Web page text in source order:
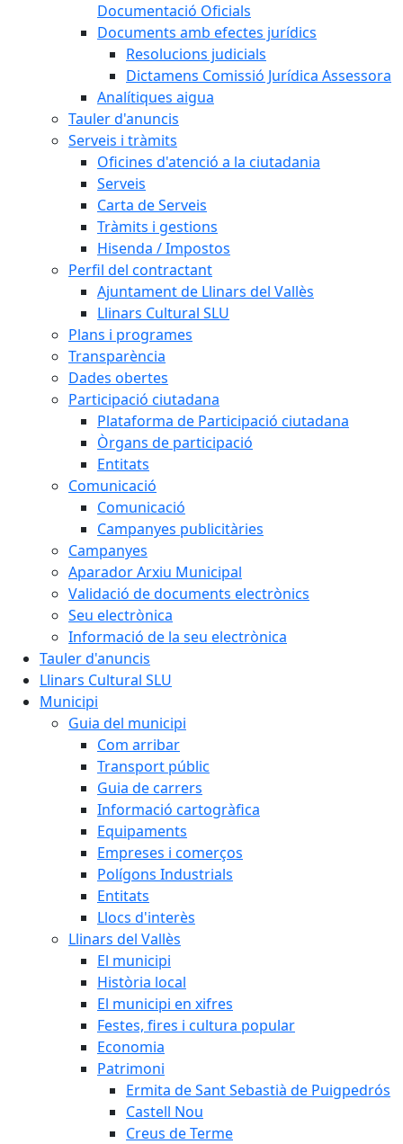
Documentació Oficials
Documents amb efectes jurídics
Resolucions judicials
Dictamens Comissió Jurídica Assessora
Analítiques aigua
Tauler d'anuncis
Serveis i tràmits
Oficines d'atenció a la ciutadania
Serveis
Carta de Serveis
Tràmits i gestions
Hisenda / Impostos
Perfil del contractant
Ajuntament de Llinars del Vallès
Llinars Cultural SLU
Plans i programes
Transparència
Dades obertes
Participació ciutadana
Plataforma de Participació ciutadana
Òrgans de participació
Entitats
Comunicació
Comunicació
Campanyes publicitàries
Campanyes
Aparador Arxiu Municipal
Validació de documents electrònics
Seu electrònica
Informació de la seu electrònica
Tauler d'anuncis
Llinars Cultural SLU
Municipi
Guia del municipi
Com arribar
Transport públic
Guia de carrers
Informació cartogràfica
Equipaments
Empreses i comerços
Polígons Industrials
Entitats
Llocs d'interès
Llinars del Vallès
El municipi
Història local
El municipi en xifres
Festes, fires i cultura popular
Economia
Patrimoni
Ermita de Sant Sebastià de Puigpedrós
Castell Nou
Creus de Terme